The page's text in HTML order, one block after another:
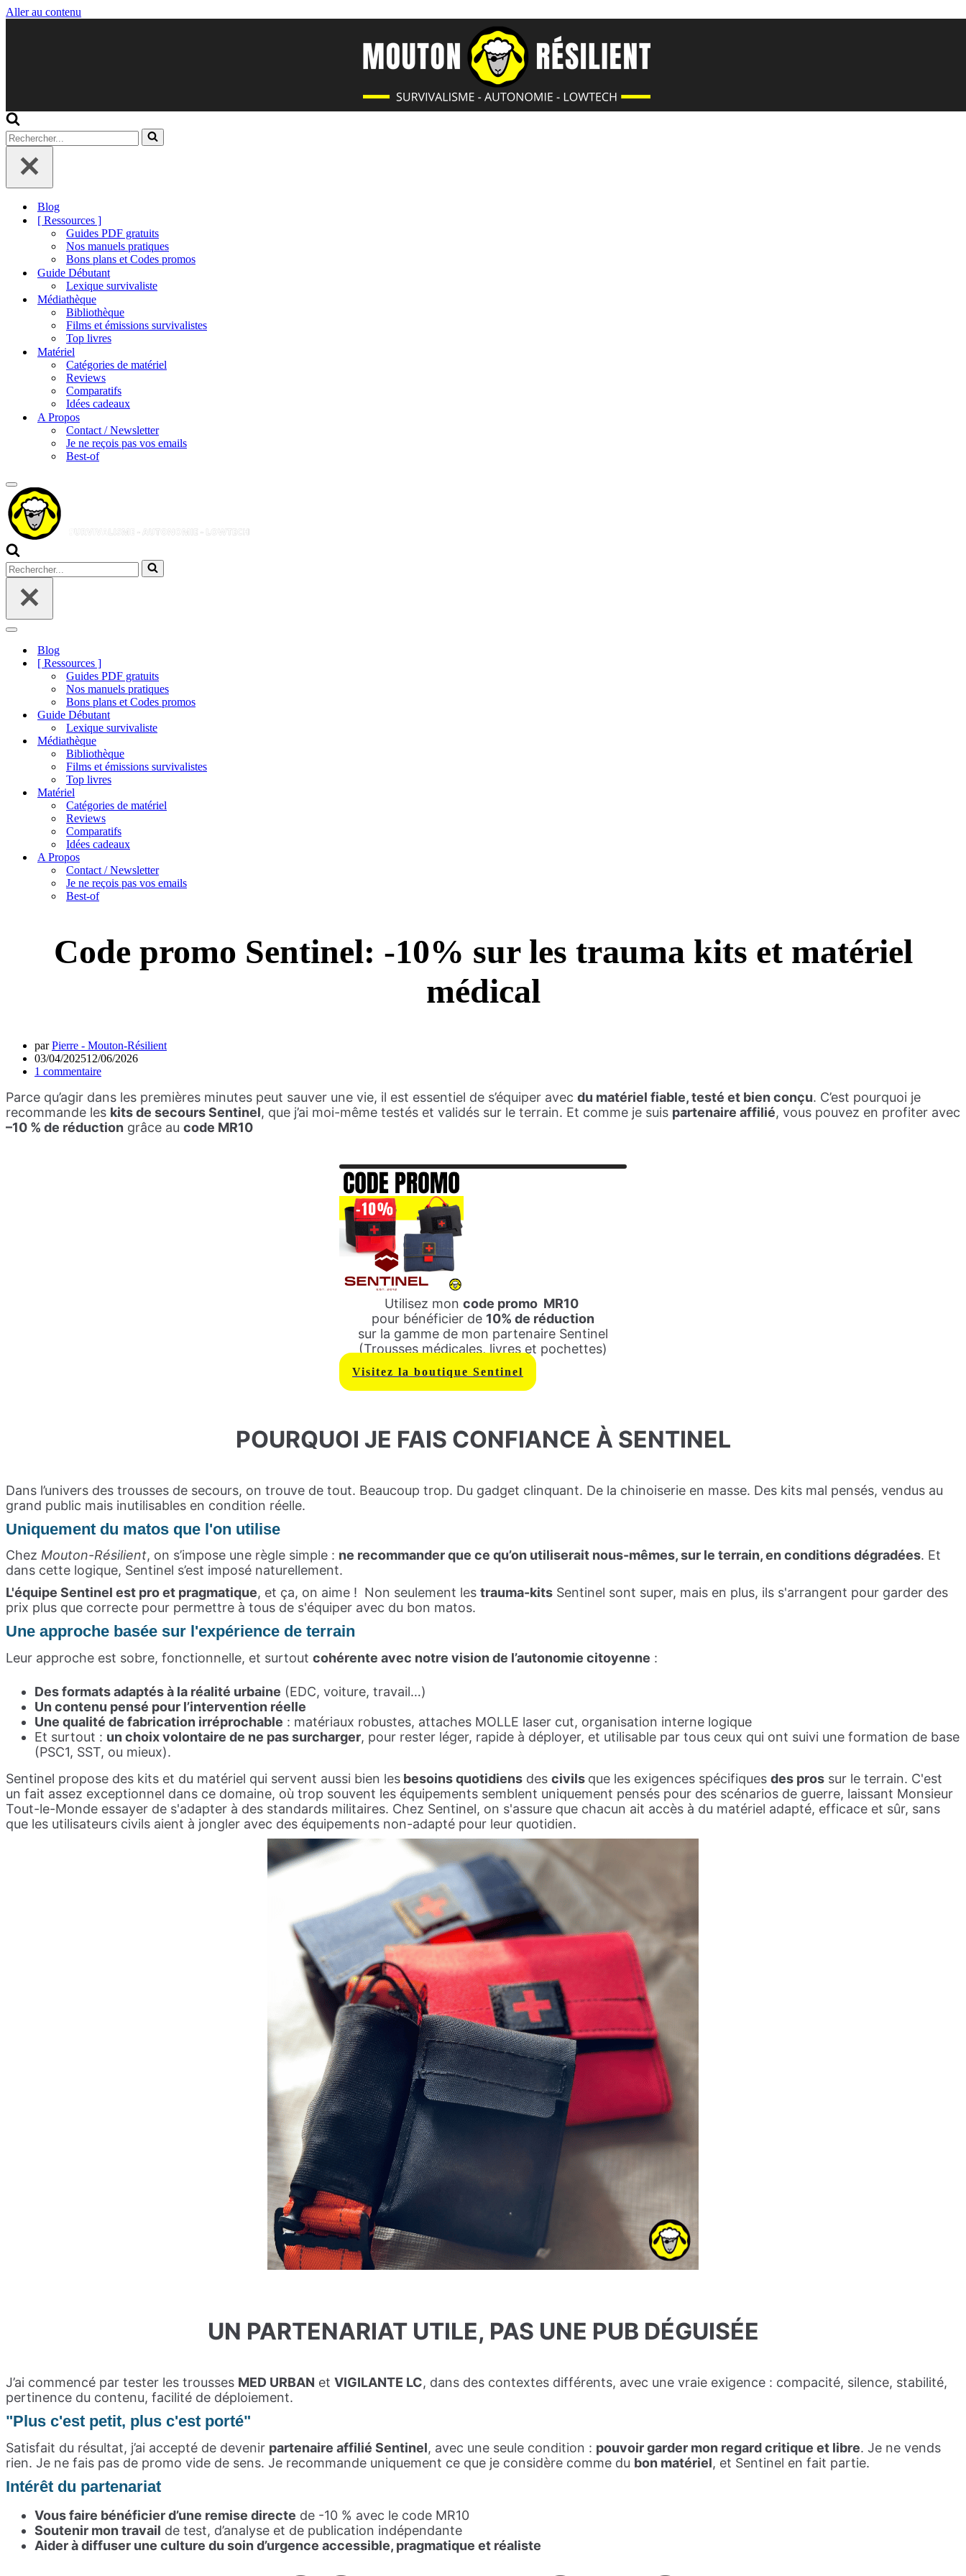
Aller au contenu
Rechercher...
Blog
[ Ressources ]
Guides PDF gratuits
Nos manuels pratiques
Bons plans et Codes promos
Guide Débutant
Lexique survivaliste
Médiathèque
Bibliothèque
Films et émissions survivalistes
Top livres
Matériel
Catégories de matériel
Reviews
Comparatifs
Idées cadeaux
A Propos
Contact / Newsletter
Je ne reçois pas vos emails
Best-of
Menu
de
navigation
Rechercher...
Menu
navigation
Blog
[ Ressources ]
Guides PDF gratuits
Nos manuels pratiques
Bons plans et Codes promos
Guide Débutant
Lexique survivaliste
Médiathèque
Bibliothèque
Films et émissions survivalistes
Top livres
Matériel
Catégories de matériel
Reviews
Comparatifs
Idées cadeaux
A Propos
Contact / Newsletter
Je ne reçois pas vos emails
Best-of
Code promo Sentinel: -10% sur les trauma kits et matériel
médical
parPierre - Mouton-Résilient
03/04/202512/06/2026
1 commentaire
Parce qu’agir dans les premières minutes peut sauver une vie, il est essentiel de s’équiper avec du matériel fiable, testé et bien conçu. C’est pourquoi je
recommande les kits de secours Sentinel, que j’ai moi-même testés et validés sur le terrain. Et comme je suis partenaire affilié, vous pouvez en profiter avec
–10 % de réduction grâce au code MR10
Utilisez mon code promo MR10
pour bénéficier de 10% de réduction
sur la gamme de mon partenaire Sentinel
(Trousses médicales, livres et pochettes)
Visitez la boutique Sentinel
POURQUOI JE FAIS CONFIANCE À SENTINEL
Dans l’univers des trousses de secours, on trouve de tout. Beaucoup trop. Du gadget clinquant. De la chinoiserie en masse. Des kits mal pensés, vendus au
grand public mais inutilisables en condition réelle.
Uniquement du matos que l'on utilise
Chez Mouton-Résilient, on s’impose une règle simple : ne recommander que ce qu’on utiliserait nous-mêmes, sur le terrain, en conditions dégradées. Et
dans cette logique, Sentinel s’est imposé naturellement.
L'équipe Sentinel est pro et pragmatique, et ça, on aime ! Non seulement les trauma-kits Sentinel sont super, mais en plus, ils s'arrangent pour garder des
prix plus que correcte pour permettre à tous de s'équiper avec du bon matos.
Une approche basée sur l'expérience de terrain
Leur approche est sobre, fonctionnelle, et surtout cohérente avec notre vision de l’autonomie citoyenne :
Des formats adaptés à la réalité urbaine (EDC, voiture, travail…)
Un contenu pensé pour l’intervention réelle
Une qualité de fabrication irréprochable : matériaux robustes, attaches MOLLE laser cut, organisation interne logique
Et surtout : un choix volontaire de ne pas surcharger, pour rester léger, rapide à déployer, et utilisable par tous ceux qui ont suivi une formation de base
(PSC1, SST, ou mieux).
Sentinel propose des kits et du matériel qui servent aussi bien les besoins quotidiens des civils que les exigences spécifiques des pros sur le terrain. C'est
un fait assez exceptionnel dans ce domaine, où trop souvent les équipements semblent uniquement pensés pour des scénarios de guerre, laissant Monsieur
Tout-le-Monde essayer de s'adapter à des standards militaires. Chez Sentinel, on s'assure que chacun ait accès à du matériel adapté, efficace et sûr, sans
que les utilisateurs civils aient à jongler avec des équipements non-adapté pour leur quotidien.
UN PARTENARIAT UTILE, PAS UNE PUB DÉGUISÉE
J’ai commencé par tester les trousses MED URBAN et VIGILANTE LC, dans des contextes différents, avec une vraie exigence : compacité, silence, stabilité,
pertinence du contenu, facilité de déploiement.
"Plus c'est petit, plus c'est porté"
Satisfait du résultat, j’ai accepté de devenir partenaire affilié Sentinel, avec une seule condition : pouvoir garder mon regard critique et libre. Je ne vends
rien. Je ne fais pas de promo vide de sens. Je recommande uniquement ce que je considère comme du bon matériel, et Sentinel en fait partie.
Intérêt du partenariat
Vous faire bénéficier d’une remise directe de -10 % avec le code MR10
Soutenir mon travail de test, d’analyse et de publication indépendante
Aider à diffuser une culture du soin d’urgence accessible, pragmatique et réaliste